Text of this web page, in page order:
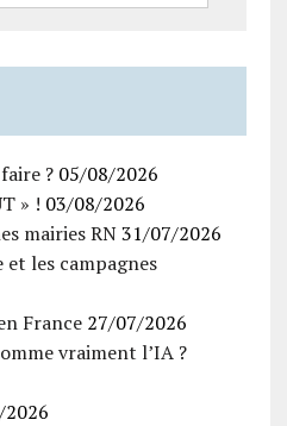
? 05/08/2026
» ! 03/08/2026
mairies RN 31/07/2026
les campagnes
France 27/07/2026
vraiment l’IA ?